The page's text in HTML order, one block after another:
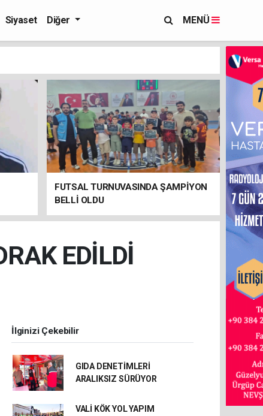
Siyaset Diğer MENÜ
FUTSAL TURNUVASINDA ŞAMPİYON
BELLİ OLDU
EDİLDİ
İlginizi Çekebilir
GIDA DENETİMLERİ
ARALIKSIZ SÜRÜYOR
VALİ KÖK YOL YAPIM